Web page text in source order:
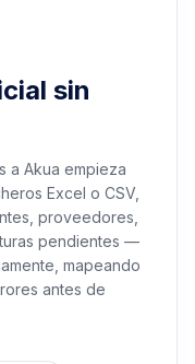
sin
a Akua empieza
Excel o CSV,
proveedores,
pendientes —
mapeando
antes de